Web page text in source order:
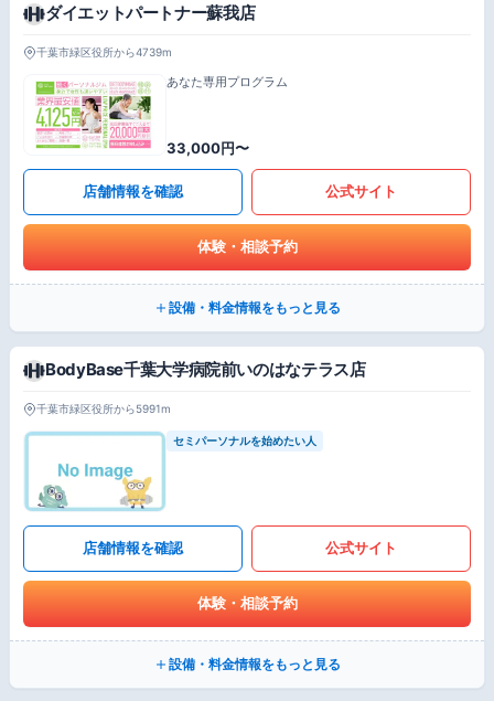
ダイエットパートナー蘇我店
千葉市緑区役所から4739m
あなた専用プログラム
33,000円〜
店舗情報を確認 公式サイト
体験・相談予約
設備・料金情報をもっと見る
BodyBase千葉大学病院前いのはなテラス店
千葉市緑区役所から5991m
セミパーソナルを始めたい人
店舗情報を確認 公式サイト
体験・相談予約
設備・料金情報をもっと見る